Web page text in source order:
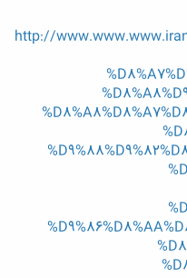
http://